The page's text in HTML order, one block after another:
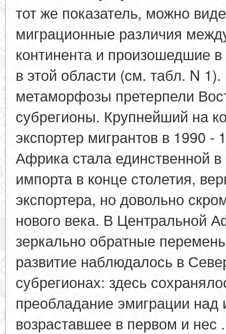
тот же показатель, можно
миграционные различия
континента и произошедшие
в этой области (см. табл. N
метаморфозы претерпели
субрегионы. Крупнейший на
экспортер мигрантов в 1990 -
Африка стала единственной в
импорта в конце столетия,
экспортера, но довольно
нового века. В Центральной
зеркально обратные
развитие наблюдалось в
субрегионах: здесь
преобладание эмиграции
возраставшее в первом и нес